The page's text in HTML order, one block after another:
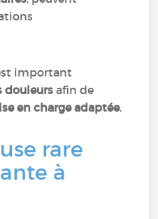
important
douleurs afin de
en charge adaptée.
rare
à